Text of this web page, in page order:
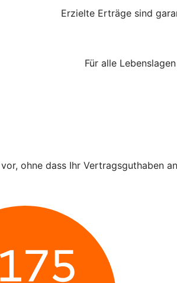
Erzielte Erträge sind
Für alle Lebenslagen
ohne dass Ihr Vertragsguthaben